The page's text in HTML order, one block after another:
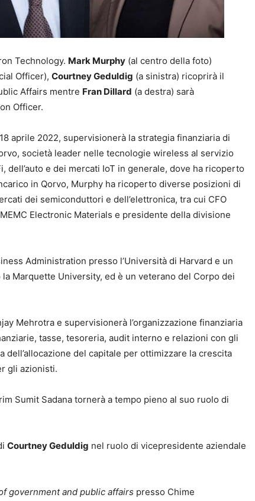
Technology. Mark Murphy (al centro della foto)
Officer), Courtney Geduldig (a sinistra) ricoprirà il
Affairs mentre Fran Dillard (a destra) sarà
Officer.
aprile 2022, supervisionerà la strategia finanziaria di
società leader nelle tecnologie wireless al servizio
dell’auto e dei mercati IoT in generale, dove ha ricoperto
in Qorvo, Murphy ha ricoperto diverse posizioni di
dei semiconduttori e dell’elettronica, tra cui CFO
Electronic Materials e presidente della divisione
Administration presso l’Università di Harvard e un
Marquette University, ed è un veterano del Corpo dei
Mehrotra e supervisionerà l’organizzazione finanziaria
tasse, tesoreria, audit interno e relazioni con gli
dell’allocazione del capitale per ottimizzare la crescita
gli azionisti.
Sumit Sadana tornerà a tempo pieno al suo ruolo di
Courtney Geduldig nel ruolo di vicepresidente aziendale
government and public affairs presso Chime